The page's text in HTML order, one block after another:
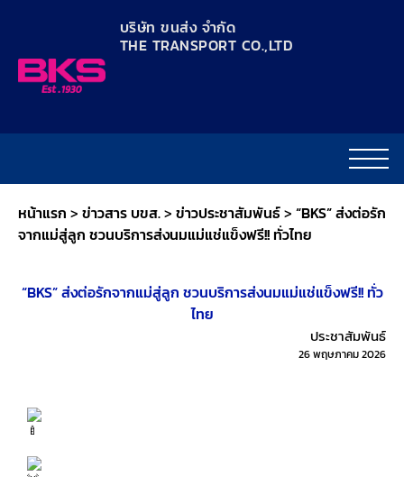
บริษัท ขนส่ง จำกัด
THE TRANSPORT CO.,LTD​
หน้าแรก > ข่าวสาร บขส.> ข่าวประชาสัมพันธ์> “BKS” ส่งต่อรัก
จากแม่สู่ลูก ชวนบริการส่งนมแม่แช่แข็งฟรี!! ทั่วไทย
“BKS” ส่งต่อรักจากแม่สู่ลูก ชวนบริการส่งนมแม่แช่แข็งฟรี!! ทั่ว
ไทย
ประชาสัมพันธ์
26 พฤษภาคม 2026